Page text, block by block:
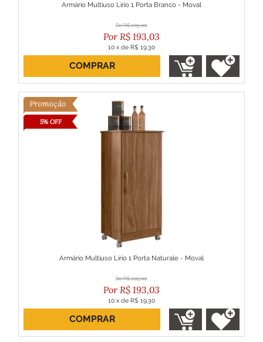
Armário Multiuso Lírio 1 Porta Branco - Moval
R$ 205,00
R$ 193,03
10 x de R$ 19,30
ou R$ 173,73 no boleto
COMPRAR
5% OFF
Armário Multiuso Lírio 1 Porta Naturale - Moval
R$ 205,00
R$ 193,03
10 x de R$ 19,30
ou R$ 173,73 no boleto
COMPRAR